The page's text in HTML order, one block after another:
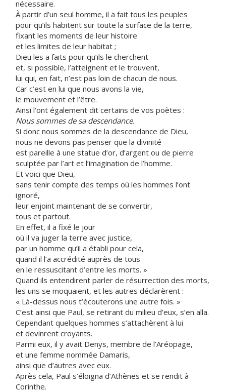
nécessaire.
À partir d’un seul homme, il a fait tous les peuples
pour qu’ils habitent sur toute la surface de la terre,
fixant les moments de leur histoire
et les limites de leur habitat ;
Dieu les a faits pour qu’ils le cherchent
et, si possible, l’atteignent et le trouvent,
lui qui, en fait, n’est pas loin de chacun de nous.
Car c’est en lui que nous avons la vie,
le mouvement et l’être.
Ainsi l’ont également dit certains de vos poètes :
Nous sommes de sa descendance.
Si donc nous sommes de la descendance de Dieu,
nous ne devons pas penser que la divinité
est pareille à une statue d’or, d’argent ou de pierre
sculptée par l’art et l’imagination de l’homme.
Et voici que Dieu,
sans tenir compte des temps où les hommes l’ont
ignoré,
leur enjoint maintenant de se convertir,
tous et partout.
En effet, il a fixé le jour
où il va juger la terre avec justice,
par un homme qu’il a établi pour cela,
quand il l’a accrédité auprès de tous
en le ressuscitant d’entre les morts. »
Quand ils entendirent parler de résurrection des morts,
les uns se moquaient, et les autres déclarèrent :
« Là-dessus nous t’écouterons une autre fois. »
C’est ainsi que Paul, se retirant du milieu d’eux, s’en alla.
Cependant quelques hommes s’attachèrent à lui
et devinrent croyants.
Parmi eux, il y avait Denys, membre de l’Aréopage,
et une femme nommée Damaris,
ainsi que d’autres avec eux.
Après cela, Paul s’éloigna d’Athènes et se rendit à
Corinthe.